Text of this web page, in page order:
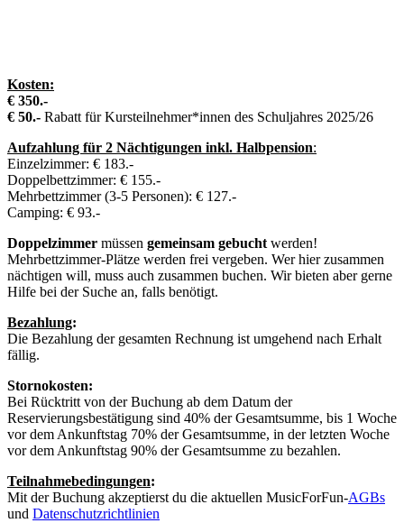
Kosten:
€ 350.-
€ 50.- Rabatt für Kursteilnehmer*innen des Schuljahres 2025/26
Aufzahlung für 2 Nächtigungen inkl. Halbpension:
Einzelzimmer: € 183.-
Doppelbettzimmer: € 155.-
Mehrbettzimmer (3-5 Personen): € 127.-
Camping: € 93.-
Doppelzimmer müssen gemeinsam gebuchtwerden!
Mehrbettzimmer-Plätze werden frei vergeben. Wer hier zusammen
nächtigen will, muss auch zusammen buchen. Wir bieten aber gerne
Hilfe bei der Suche an, falls benötigt.
Bezahlung:
Die Bezahlung der gesamten Rechnung ist umgehend nach Erhalt
fällig.
Stornokosten:
Bei Rücktritt von der Buchung ab dem Datum der
Reservierungsbestätigung sind 40% der Gesamtsumme, bis 1 Woche
vor dem Ankunftstag 70% der Gesamtsumme, in der letzten Woche
vor dem Ankunftstag 90% der Gesamtsumme zu bezahlen.
Teilnahmebedingungen:
Mit der Buchung akzeptierst du die aktuellen MusicForFun-AGBs
und Datenschutzrichtlinien